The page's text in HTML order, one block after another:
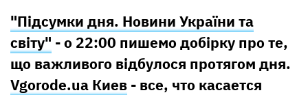
"Підсумки дня. Новини України та
світу" - о 22:00 пишемо добірку про те,
що важливого відбулося протягом дня.
Vgorode.ua Киев - все, что касается